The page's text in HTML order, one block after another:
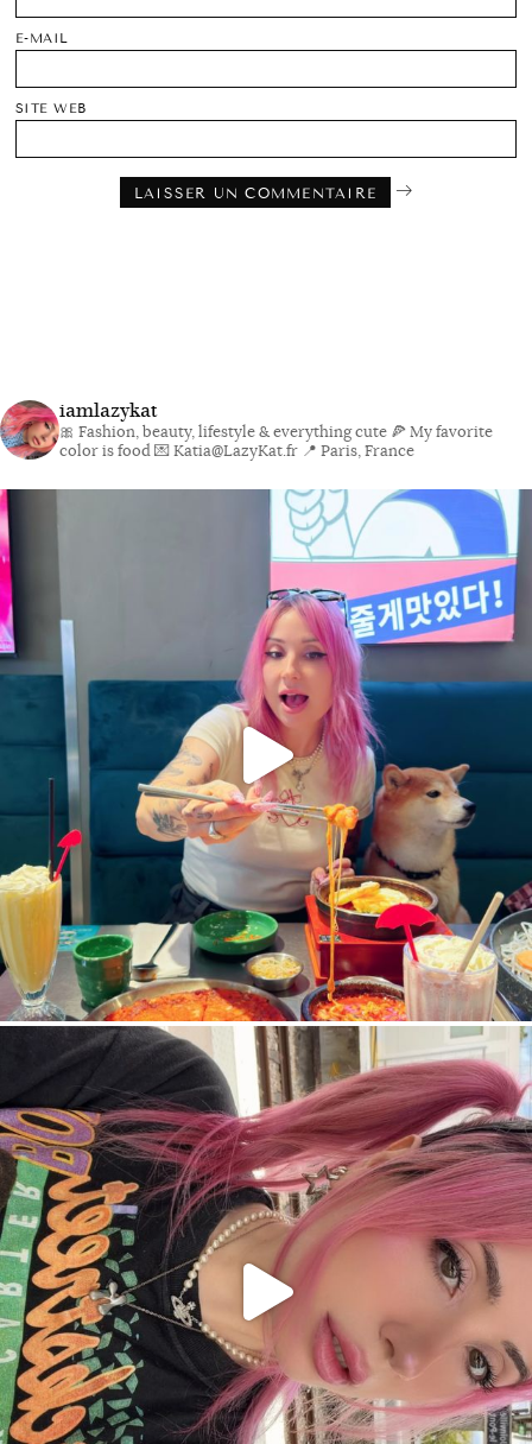
E-MAIL
SITE WEB
iamlazykat
🎀 Fashion, beauty, lifestyle & everything cute 🍕 My favorite
color is food💌 Katia@LazyKat.fr 📍 Paris, France